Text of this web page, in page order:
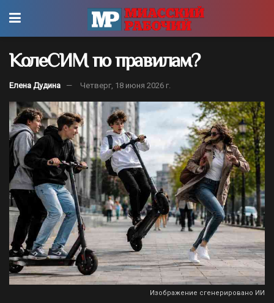
КолеСИМ по правилам?
Елена Дудина Четверг, 18 июня 2026 г.
Изображение сгенерировано ИИ